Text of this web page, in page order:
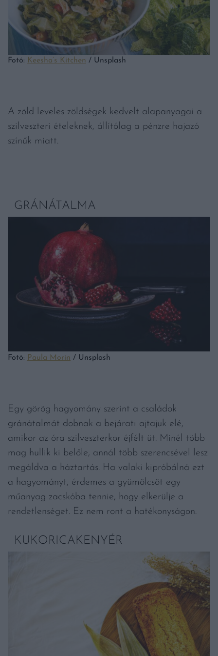
Fotó: Keesha’s Kitchen / Unsplash
A zöld leveles zöldségek kedvelt alapanyagai a
szilveszteri ételeknek, állítólag a pénzre hajazó
színűk miatt.
GRÁNÁTALMA
Fotó: Paula Morin / Unsplash
Egy görög hagyomány szerint a családok
gránátalmát dobnak a bejárati ajtajuk elé,
amikor az óra szilveszterkor éjfélt üt. Minél több
mag hullik ki belőle, annál több szerencsével lesz
megáldva a háztartás. Ha valaki kipróbálná ezt
a hagyományt, érdemes a gyümölcsöt egy
műanyag zacskóba tennie, hogy elkerülje a
rendetlenséget. Ez nem ront a hatékonyságon.
KUKORICAKENYÉR